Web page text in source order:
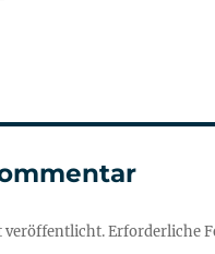
veröffentlicht.Erforderliche